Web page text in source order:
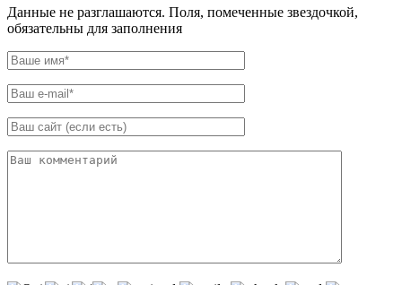
Данные не разглашаются. Поля, помеченные звездочкой,
обязательны для заполнения